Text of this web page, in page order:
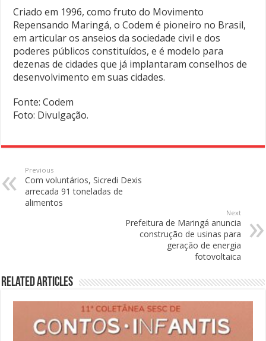
Criado em 1996, como fruto do Movimento
Repensando Maringá, o Codem é pioneiro no Brasil,
em articular os anseios da sociedade civil e dos
poderes públicos constituídos, e é modelo para
dezenas de cidades que já implantaram conselhos de
desenvolvimento em suas cidades.
Fonte: Codem
Foto: Divulgação.
Previous
Com voluntários, Sicredi Dexis
arrecada 91 toneladas de
alimentos
Next
Prefeitura de Maringá anuncia
construção de usinas para
geração de energia
fotovoltaica
Related Articles